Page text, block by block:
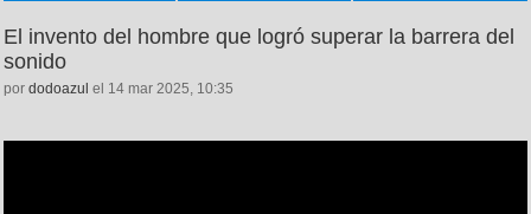
El invento del hombre que logró superar la barrera del
sonido
por dodoazul el 14 mar 2025, 10:35